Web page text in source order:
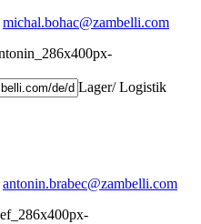
michal.bohac@zambelli.com
Lager/ Logistik
antonin.brabec@zambelli.com